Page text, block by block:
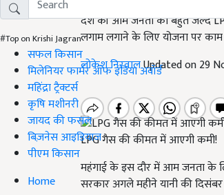
#Top on Krishi Jagran
सफल किसान
मिलेनियर फार्मर ऑफ इंडिया अवॉर्ड
महिंद्रा ट्रैक्टर्स
कृषि मशीनरी
जायद की फसल
बिज़नेस आइडियाज
पीएम किसान
Home
देश की आम जनता को बहुत जल्द
लगाम लगाने के लिए योजना पर
लोकेश निरवालUpdated on 29
LPG गैस की कीमत में आएगी कमी!
महंगाई के इस दौर में आम जनता के
सरकार अगले महीने यानी की